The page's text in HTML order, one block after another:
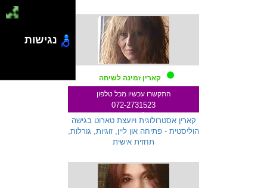
קארין זמינה לשיחה
התקשרו עכשיו מכל טלפון
072-2731523
שלוחה 271
קארין אסטרולוגית ויועצת טארוט בגישה
הוליסטית - פתיחה און ליין, זוגיות, גורלות,
תחזית אישית
נגישות